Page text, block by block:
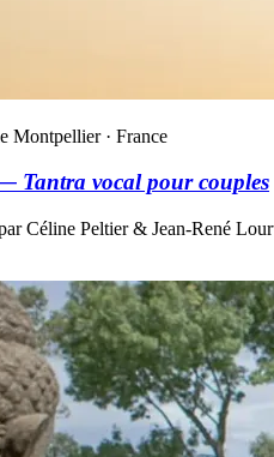
Montpellier · France
Tantra vocal pour couples
Céline Peltier & Jean-René